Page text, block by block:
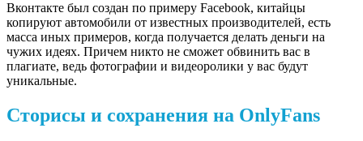
Вконтакте был создан по примеру Facebook, китайцы
копируют автомобили от известных производителей, есть
масса иных примеров, когда получается делать деньги на
чужих идеях. Причем никто не сможет обвинить вас в
плагиате, ведь фотографии и видеоролики у вас будут
уникальные.
Сторисы и сохранения на OnlyFans